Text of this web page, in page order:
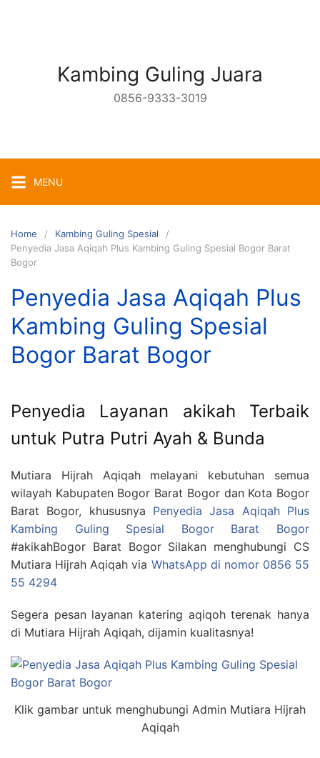
Kambing Guling Juara
0856-9333-3019
MENU
Home
Kambing Guling Spesial
Penyedia Jasa Aqiqah Plus Kambing Guling Spesial Bogor Barat
Bogor
Penyedia Jasa Aqiqah Plus
Kambing Guling Spesial
Bogor Barat Bogor
Penyedia Layanan akikah Terbaik
untuk Putra Putri Ayah & Bunda
Mutiara Hijrah Aqiqah melayani kebutuhan semua
wilayah Kabupaten Bogor Barat Bogor dan Kota Bogor
Barat Bogor, khususnya Penyedia Jasa Aqiqah Plus
Kambing Guling Spesial Bogor Barat Bogor
#akikahBogor Barat Bogor Silakan menghubungi CS
Mutiara Hijrah Aqiqah via WhatsApp di nomor 0856 55
55 4294
Segera pesan layanan katering aqiqoh terenak hanya
di Mutiara Hijrah Aqiqah, dijamin kualitasnya!
Klik gambar untuk menghubungi Admin Mutiara Hijrah
Aqiqah